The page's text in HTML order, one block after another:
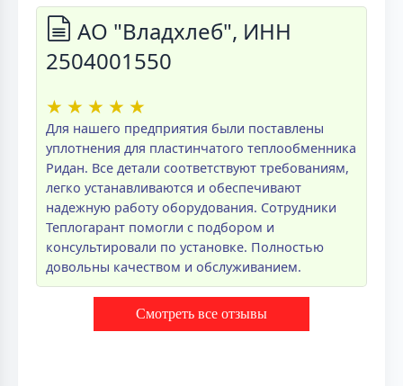
АО "Владхлеб", ИНН
2504001550
★ ★ ★ ★ ★
Для нашего предприятия были поставлены
уплотнения для пластинчатого теплообменника
Ридан. Все детали соответствуют требованиям,
легко устанавливаются и обеспечивают
надежную работу оборудования. Сотрудники
Теплогарант помогли с подбором и
консультировали по установке. Полностью
довольны качеством и обслуживанием.
Смотреть все отзывы